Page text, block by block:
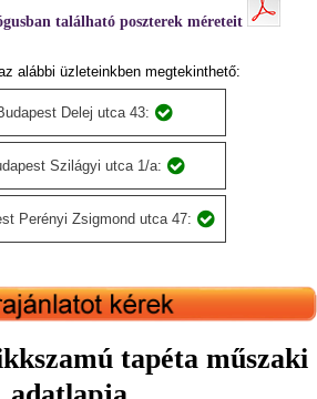
található poszterek méreteit
alábbi üzleteinkben megtekinthető:
Delej utca 43:
Szilágyi utca 1/a:
Perényi Zsigmond utca 47:
tapéta műszaki